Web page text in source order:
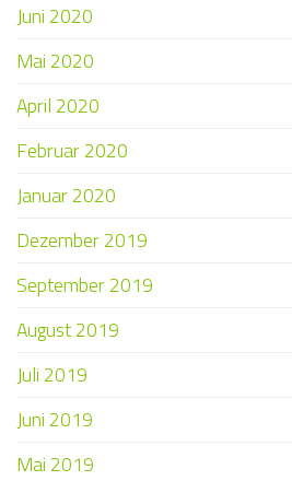
Juni 2020
Mai 2020
April 2020
Februar 2020
Januar 2020
Dezember 2019
September 2019
August 2019
Juli 2019
Juni 2019
Mai 2019